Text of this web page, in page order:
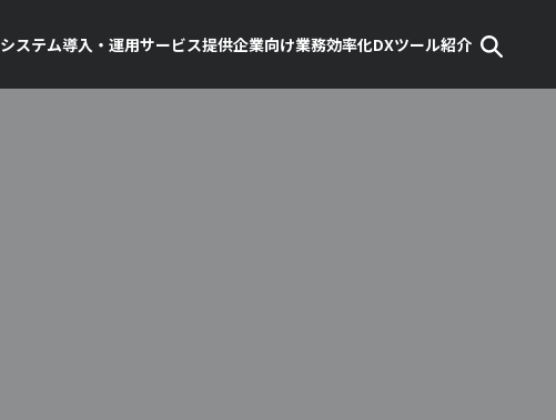
システム導入・運用サービス提供企業向け業務効率化DXツール紹介